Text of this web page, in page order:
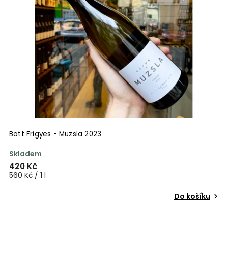
Bott Frigyes - Muzsla 2023
Skladem
420 Kč
560 Kč / 1 l
Do košíku